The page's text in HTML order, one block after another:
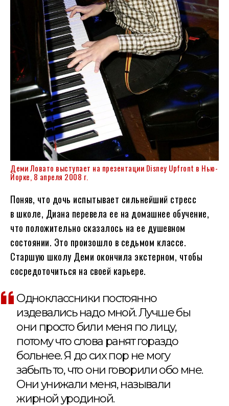
Деми Ловато выступает на презентации Disney Upfront в Нью-
Йорке, 8 апреля 2008 г.
Поняв, что дочь испытывает сильнейший стресс
в школе, Диана перевела ее на домашнее обучение,
что положительно сказалось на ее душевном
состоянии. Это произошло в седьмом классе.
Старшую школу Деми окончила экстерном, чтобы
сосредоточиться на своей карьере.
Одноклассники постоянно
издевались надо мной. Лучше бы
они просто били меня по лицу,
потому что слова ранят гораздо
больнее. Я до сих пор не могу
забыть то, что они говорили обо мне.
Они унижали меня, называли
жирной уродиной.